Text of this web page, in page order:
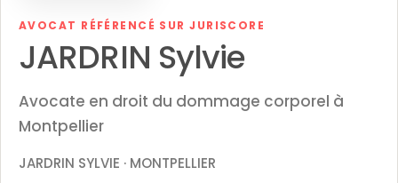
AVOCAT RÉFÉRENCÉ SUR JURISCORE
JARDRIN Sylvie
Avocate en droit du dommage corporel à
Montpellier
JARDRIN SYLVIE · MONTPELLIER